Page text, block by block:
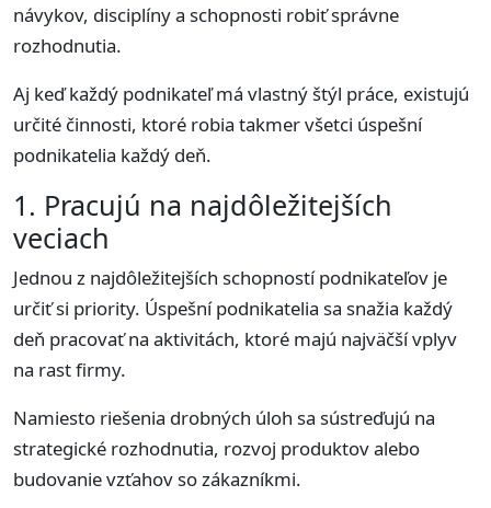
návykov, disciplíny a schopnosti robiť správne
rozhodnutia.
Aj keď každý podnikateľ má vlastný štýl práce, existujú
určité činnosti, ktoré robia takmer všetci úspešní
podnikatelia každý deň.
1. Pracujú na najdôležitejších
veciach
Jednou z najdôležitejších schopností podnikateľov je
určiť si priority. Úspešní podnikatelia sa snažia každý
deň pracovať na aktivitách, ktoré majú najväčší vplyv
na rast firmy.
Namiesto riešenia drobných úloh sa sústreďujú na
strategické rozhodnutia, rozvoj produktov alebo
budovanie vzťahov so zákazníkmi.